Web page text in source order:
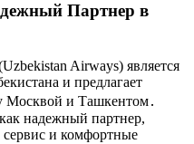
Партнер в
Airways) является
и предлагает
Москвой и Ташкентом․
надежный партнер,
и комфортные